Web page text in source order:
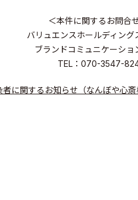
＜本件に関するお問合
バリュエンスホールディング
ブランドコミュニケーシ
TEL：070-3547-
に関するお知らせ（なんぼや心斎